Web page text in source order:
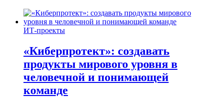
ИТ-проекты
«Киберпротект»: создавать
продукты мирового уровня в
человечной и понимающей
команде